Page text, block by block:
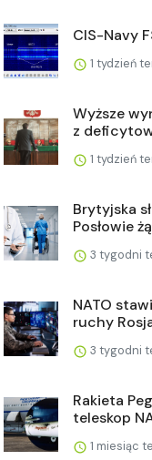
CIS-Navy
1 tydzień
Wyższe
z
1 tydzień
Brytyjska
Posłowie
3 tygodni
NATO
ruchy
3 tygodni
Rakieta
teleskop
1 miesiąc